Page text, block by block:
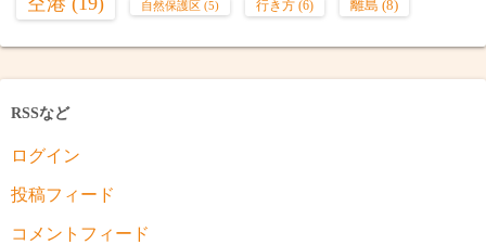
自然保護区 (5) 行き方 (6) 離島 (8)
RSSなど
ログイン
投稿フィード
コメントフィード